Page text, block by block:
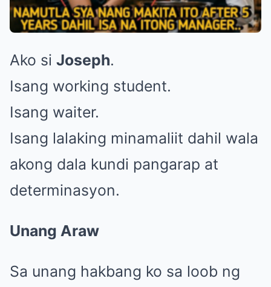
Ako si Joseph.
Isang working student.
Isang waiter.
Isang lalaking minamaliit dahil wala
akong dala kundi pangarap at
determinasyon.
Unang Araw
Sa unang hakbang ko sa loob ng